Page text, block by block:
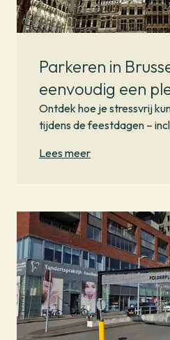
Parkeren in
eenvoudig een
Ontdek hoe je stressvrij
tijdens de feestdagen –
Lees meer